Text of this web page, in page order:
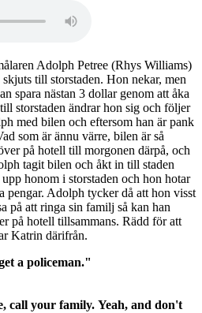
Adolph Petree (Rhys Williams)
till storstaden. Hon nekar, men
spara nästan 3 dollar genom att åka
storstaden ändrar hon sig och följer
med bilen och eftersom han är pank
som är ännu värre, bilen är så
på hotell till morgonen därpå, och
tagit bilen och åkt in till staden
honom i storstaden och hon hotar
pengar. Adolph tycker då att hon visst
på att ringa sin familj så kan han
på hotell tillsammans. Rädd för att
Katrin därifrån.
a policeman."
call your family. Yeah, and don't